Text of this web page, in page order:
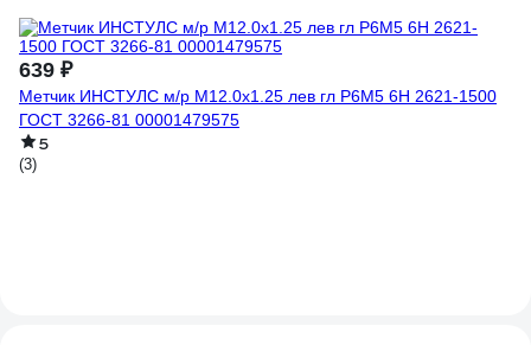
639 ₽
Метчик ИНСТУЛС м/р М12.0x1.25 лев гл Р6М5 6H 2621-1500
ГОСТ 3266-81 00001479575
5
(3)